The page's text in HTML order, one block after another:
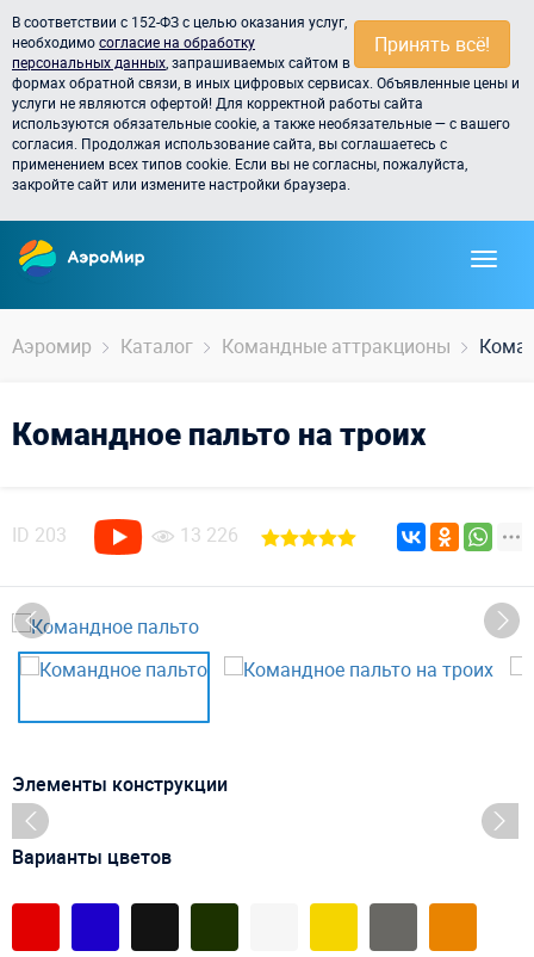
Принять всё!
В соответствии с 152-ФЗ с целью оказания услуг,
необходимосогласие на обработку
персональных данных , запрашиваемых сайтом в
формах обратной связи, в иных цифровых сервисах. Объявленные цены и
услуги не являются офертой! Для корректной работы сайта
используются обязательные cookie, а также необязательные — с вашего
согласия. Продолжая использование сайта, вы соглашаетесь с
применением всех типов cookie. Если вы не согласны, пожалуйста,
закройте сайт или измените настройки браузера.
Аэромир Каталог Командные аттракционы
Командное пальто на троих
ID 203 13 226
Элементы конструкции
Варианты цветов